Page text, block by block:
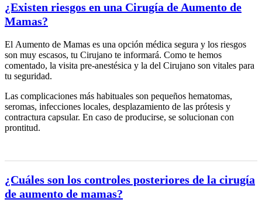
¿Existen riesgos en una Cirugía de Aumento de
Mamas?
El Aumento de Mamas es una opción médica segura y los riesgos
son muy escasos, tu Cirujano te informará. Como te hemos
comentado, la visita pre-anestésica y la del Cirujano son vitales para
tu seguridad.
Las complicaciones más habituales son pequeños hematomas,
seromas, infecciones locales, desplazamiento de las prótesis y
contractura capsular. En caso de producirse, se solucionan con
prontitud.
¿Cuáles son los controles posteriores de la cirugía
de aumento de mamas?